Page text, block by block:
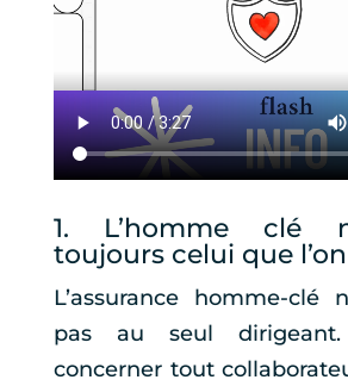
1. L’homme clé
toujours celui que
L’assurance homme-
pas au seul
concerner tout